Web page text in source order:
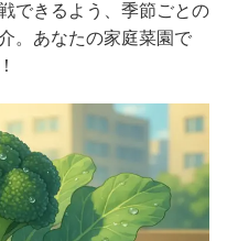
できるよう、季節ごとの
。あなたの家庭菜園で